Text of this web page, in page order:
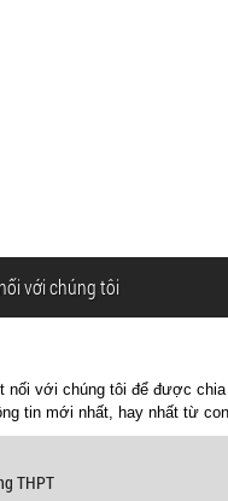
với chúng tôi
nối với chúng tôi để được
tin mới nhất, hay nhất từ
THPT